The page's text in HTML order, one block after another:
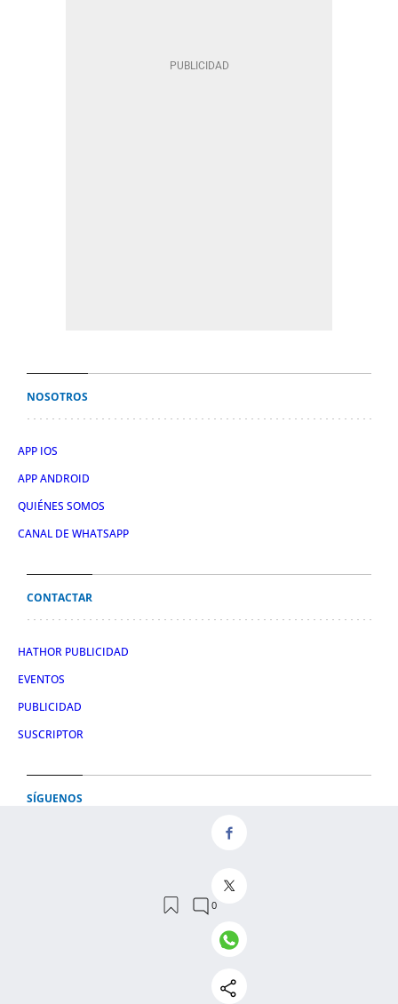
NOSOTROS
APP IOS
APP ANDROID
QUIÉNES SOMOS
CANAL DE WHATSAPP
CONTACTAR
HATHOR PUBLICIDAD
EVENTOS
PUBLICIDAD
SUSCRIPTOR
SÍGUENOS